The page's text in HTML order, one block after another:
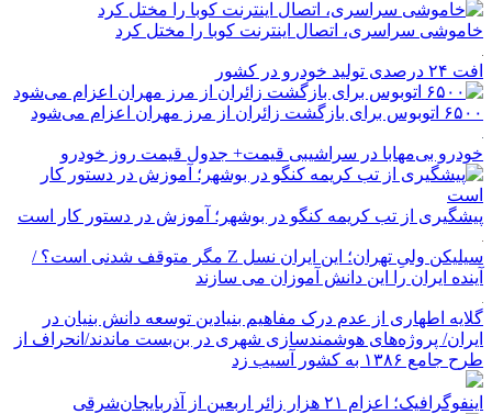
خاموشی سراسری، اتصال اینترنت کوبا را مختل کرد
افت ۲۴ درصدی تولید خودرو در کشور
۶۵۰۰ اتوبوس برای بازگشت زائران از مرز مهران اعزام می‌شود
خودرو بی‌مهابا در سراشیبی قیمت+ جدول قیمت روز خودرو
پیشگیری از تب کریمه کنگو در بوشهر؛ آموزش در دستور کار است
سیلیکن ولیِ تهران؛ این ایران نسل Z مگر متوقف شدنی است؟ /
آینده ایران را این دانش آموزان می سازند
گلایه اطهاری از عدم درک مفاهیم بنیادین توسعه دانش بنیان در
ایران/ پروژه‌های هوشمندسازی شهری در بن‌بست ماندند/انحراف از
طرح جامع ۱۳۸۶ به کشور آسیب زد
اینفوگرافیک؛ اعزام ۲۱ هزار زائر اربعین از آذربایجان‌شرقی